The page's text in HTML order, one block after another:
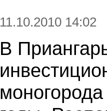
11.10.2010 14:02
В